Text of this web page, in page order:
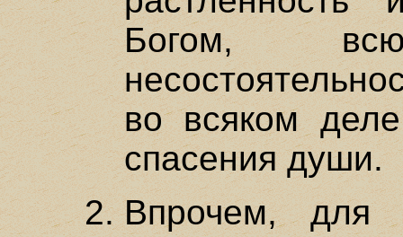
Богом,
во всяком
спасения души.
Впрочем, для